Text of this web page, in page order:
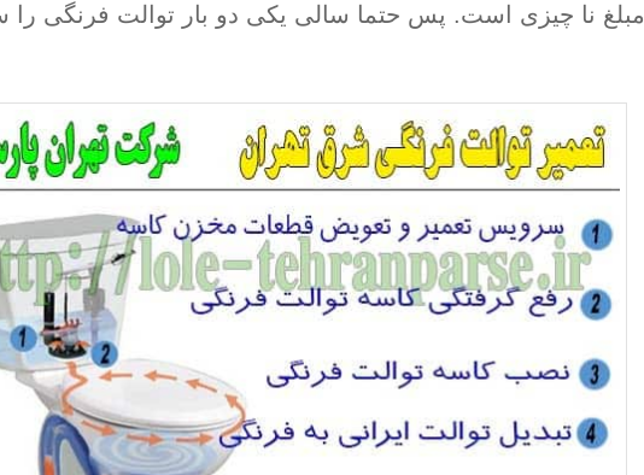
مبلغ نا چیزی است. پس حتما سالی یکی دو بار توالت فرنگی را